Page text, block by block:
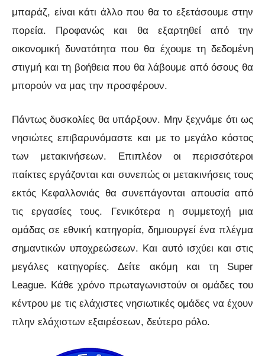
μπαράζ, είναι κάτι άλλο που θα το εξετάσουμε στην
πορεία. Προφανώς και θα εξαρτηθεί από την
οικονομική δυνατότητα που θα έχουμε τη δεδομένη
στιγμή και τη βοήθεια που θα λάβουμε από όσους θα
μπορούν να μας την προσφέρουν.
Πάντως δυσκολίες θα υπάρξουν. Μην ξεχνάμε ότι ως
νησιώτες επιβαρυνόμαστε και με το μεγάλο κόστος
των μετακινήσεων. Επιπλέον οι περισσότεροι
παίκτες εργάζονται και συνεπώς οι μετακινήσεις τους
εκτός Κεφαλλονιάς θα συνεπάγονται απουσία από
τις εργασίες τους. Γενικότερα η συμμετοχή μια
ομάδας σε εθνική κατηγορία, δημιουργεί ένα πλέγμα
σημαντικών υποχρεώσεων. Και αυτό ισχύει και στις
μεγάλες κατηγορίες. Δείτε ακόμη και τη Super
League. Κάθε χρόνο πρωταγωνιστούν οι ομάδες του
κέντρου με τις ελάχιστες νησιωτικές ομάδες να έχουν
πλην ελάχιστων εξαιρέσεων, δεύτερο ρόλο.